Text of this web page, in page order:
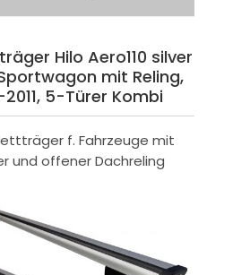
Hilo Aero110 silver
mit Reling,
5-Türer Kombi
f. Fahrzeuge mit
und offener Dachreling